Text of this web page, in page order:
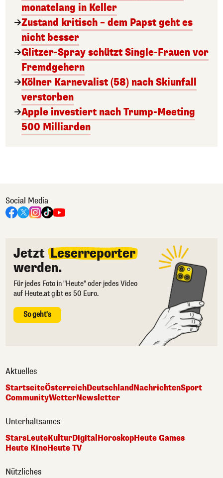
monatelang in Keller
Zustand kritisch – dem Papst geht es
nicht besser
Glitzer-Spray schützt Single-Frauen vor
Fremdgehern
Kölner Karnevalist (58) nach Skiunfall
verstorben
Apple investiert nach Trump-Meeting
500 Milliarden
Social Media
Jetzt Leserreporter
werden.
Für jedes Foto in "Heute" oder jedes Video
auf Heute.at gibt es 50 Euro.
So geht's
Aktuelles
StartseiteÖsterreichDeutschlandNachrichtenSport
CommunityWetterNewsletter
Unterhaltsames
StarsLeuteKulturDigital HoroskopHeute Games
Heute KinoHeute TV
Nützliches